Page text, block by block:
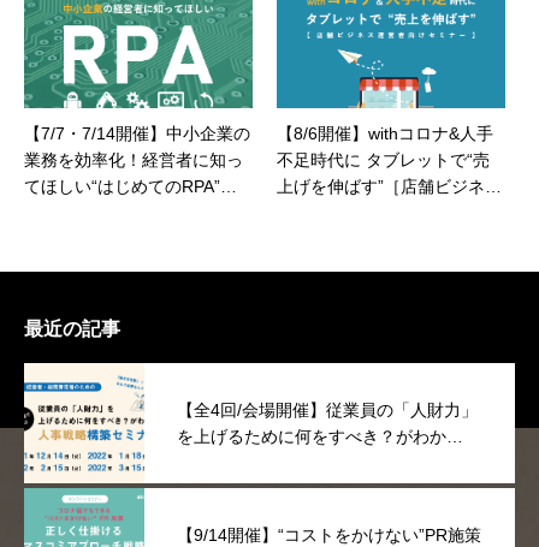
【7/7・7/14開催】中小企業の
業務を効率化！経営者に知っ
てほしい“はじめてのRPA”セ
【8/6開催】withコロナ&人手
不足時代に タブレットで“売
上げを伸ばす”［店舗ビジネス
最近の記事
【全4回/会場開催】従業員の「人財力」
を上げるために何をすべき？がわか
【9/14開催】“コストをかけない”PR施策